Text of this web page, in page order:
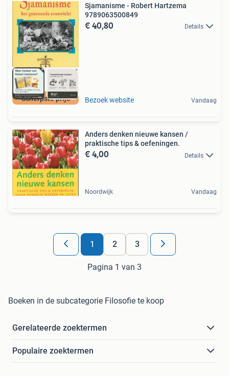
Scherpste prijs
Sjamanisme - Robert Hartzema
9789063500849
€ 40,80 Details
Bezoek website Vandaag
Anders denken nieuwe kansen /
praktische tips & oefeningen.
€ 4,00 Details
Noordwijk Vandaag
1 2 3
Pagina 1 van 3
Boeken in de subcategorie Filosofie te koop
Gerelateerde zoektermen
Populaire zoektermen